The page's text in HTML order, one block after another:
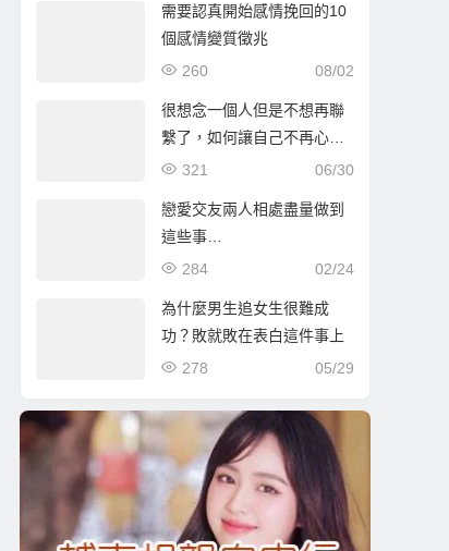
需要認真開始感情挽回的10
個感情變質徵兆
08/02
260
很想念一個人但是不想再聯
繫了，如何讓自己不再心
痛？
06/30
321
戀愛交友兩人相處盡量做到
這些事…
02/24
284
為什麼男生追女生很難成
功？敗就敗在表白這件事上
05/29
278